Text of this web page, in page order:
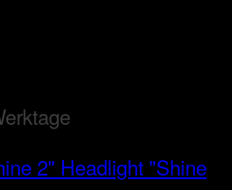
Headlight "Shine